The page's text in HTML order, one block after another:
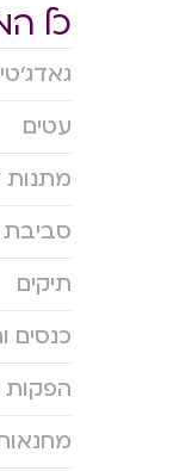
כל
עטים
מתנות
תיקים
כנסים
הפקות